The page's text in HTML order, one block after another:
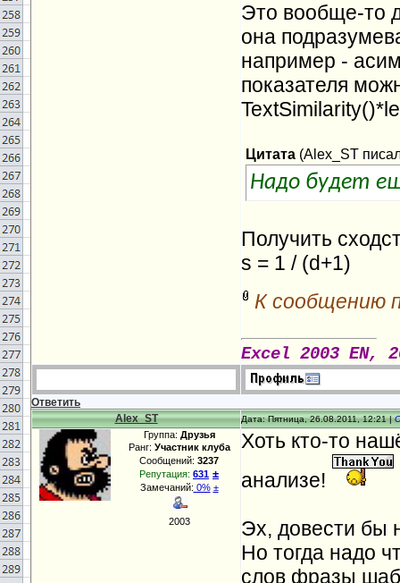
Это вообще-то
она
например -
показателя
Цитата (Alex_ST
Надо будет
Получить
s = 1 / (d+1)
К сообщению
Excel 2003 EN,
Ответить
Alex_ST
Дата: Пятница, 26.08.2011, 12:21 |
Группа: Друзья
Ранг: Участник клуба
Сообщений: 3237
Репутация: 631 ±
Замечаний: 0% ±
2003
Хоть кто-то
анализе!
Эх, довести бы
Но тогда надо
слов фразы